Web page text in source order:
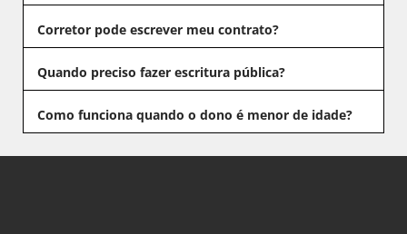
Corretor pode escrever meu contrato?
Quando preciso fazer escritura pública?
Como funciona quando o dono é menor de idade?